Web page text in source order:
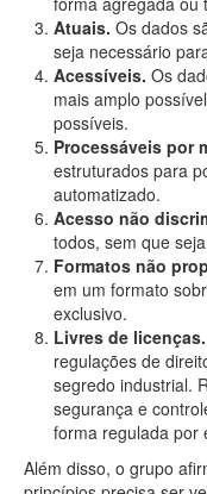
Atuais. Os dados
seja necessário
Acessíveis. Os
mais amplo
possíveis.
Processáveis por
estruturados para
automatizado.
Acesso não
todos, sem que
Formatos não
em um formato
exclusivo.
Livres de licenças.
regulações de
segredo industrial.
segurança e
forma regulada por
Além disso, o grupo